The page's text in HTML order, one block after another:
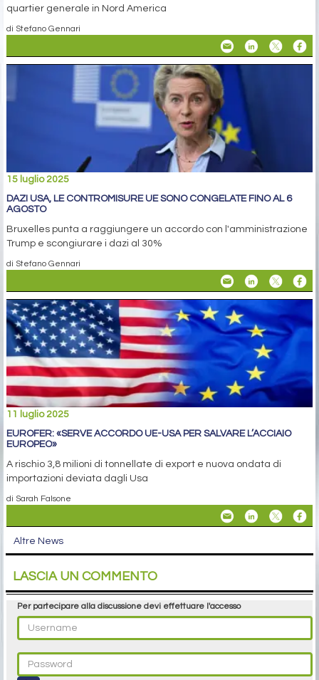
quartier generale in Nord America
di Stefano Gennari
15 luglio 2025
DAZI USA, LE CONTROMISURE UE SONO CONGELATE FINO AL 6
AGOSTO
Bruxelles punta a raggiungere un accordo con l'amministrazione
Trump e scongiurare i dazi al 30%
di Stefano Gennari
11 luglio 2025
EUROFER: «SERVE ACCORDO UE-USA PER SALVARE L’ACCIAIO
EUROPEO»
A rischio 3,8 milioni di tonnellate di export e nuova ondata di
importazioni deviata dagli Usa
di Sarah Falsone
Altre News
LASCIA UN COMMENTO
Per partecipare alla discussione devi effettuare l'accesso